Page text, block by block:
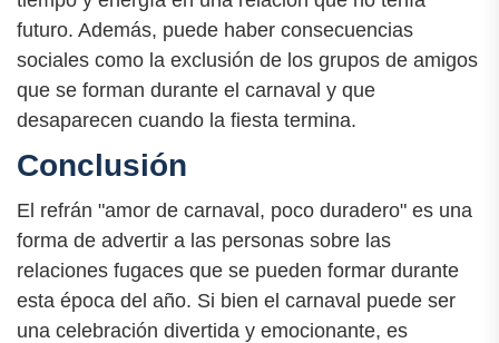
futuro. Además, puede haber consecuencias
sociales como la exclusión de los grupos de amigos
que se forman durante el carnaval y que
desaparecen cuando la fiesta termina.
Conclusión
El refrán "amor de carnaval, poco duradero" es una
forma de advertir a las personas sobre las
relaciones fugaces que se pueden formar durante
esta época del año. Si bien el carnaval puede ser
una celebración divertida y emocionante, es